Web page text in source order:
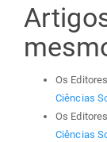
Os
Ciências
Os
Ciências